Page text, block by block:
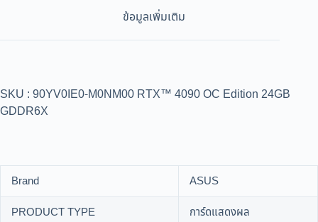
ข้อมูลเพิ่มเติม
SKU : 90YV0IE0-M0NM00 RTX™ 4090 OC Edition 24GB
GDDR6X
Brand
ASUS
PRODUCT TYPE
การ์ดแสดงผล